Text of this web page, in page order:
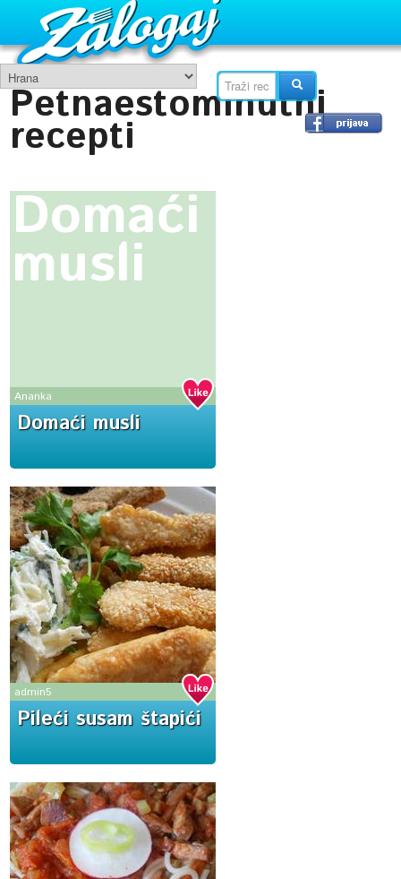
Petnaestominutni
recepti
Domaći
musli
Ananka
Domaći musli
admin5
Pileći susam štapići